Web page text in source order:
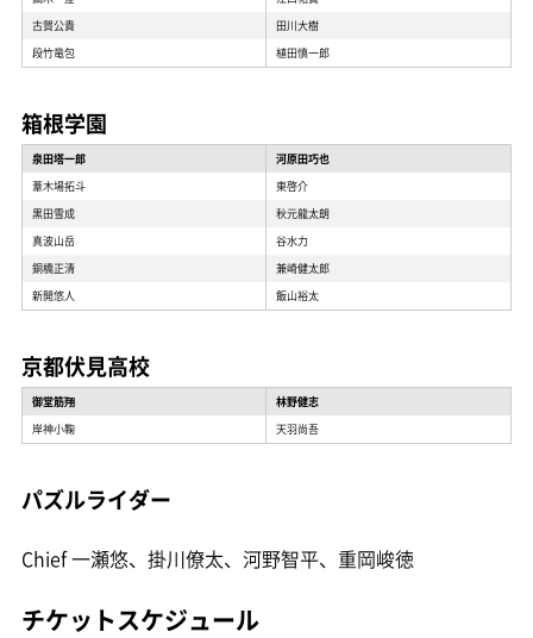
古賀公貴
田川大樹
段竹竜包
植田慎一郎
箱根学園
泉田塔一郎
河原田巧也
葦木場拓斗
東啓介
黒田雪成
秋元龍太朗
真波山岳
谷水力
銅橋正清
兼崎健太郎
新開悠人
飯山裕太
京都伏見高校
御堂筋翔
林野健志
岸神小鞠
天羽尚吾
パズルライダー
Chief 一瀬悠、掛川僚太、河野智平、重岡峻徳
チケットスケジュール